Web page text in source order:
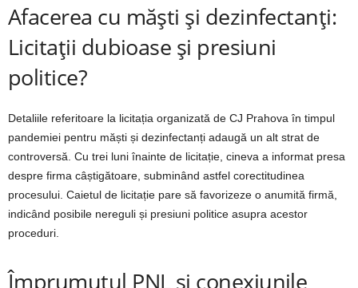
Afacerea cu măști și dezinfectanți:
Licitații dubioase și presiuni
politice?
Detaliile referitoare la licitația organizată de CJ Prahova în timpul
pandemiei pentru măști și dezinfectanți adaugă un alt strat de
controversă. Cu trei luni înainte de licitație, cineva a informat presa
despre firma câștigătoare, subminând astfel corectitudinea
procesului. Caietul de licitație pare să favorizeze o anumită firmă,
indicând posibile nereguli și presiuni politice asupra acestor
proceduri.
Împrumutul PNL și conexiunile